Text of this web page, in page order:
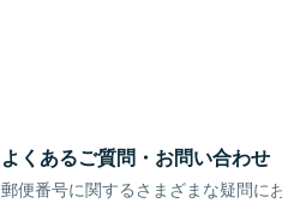
よくあるご質問・お問い合わせ
郵便番号に関するさまざまな疑問に